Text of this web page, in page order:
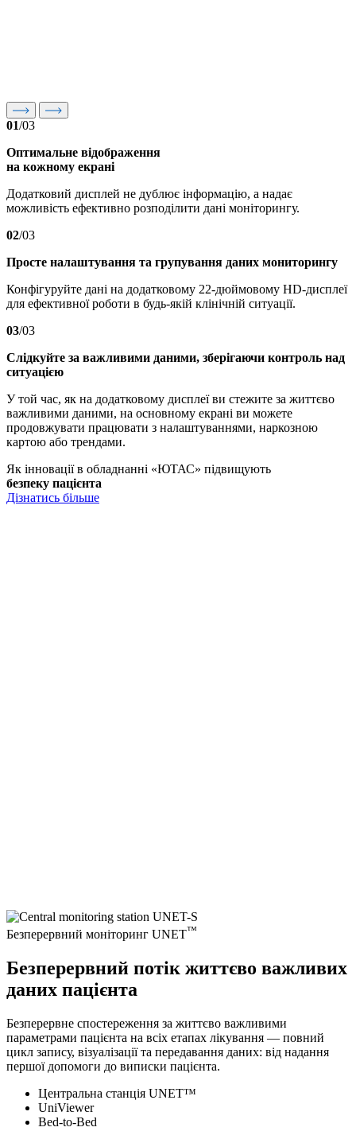
01/03
Оптимальне відображення
на кожному екрані
Додатковий дисплей не дублює інформацію, а надає
можливість ефективно розподілити дані моніторингу.
02/03
Просте налаштування та групування даних мониторингу
Конфігуруйте дані на додатковому 22-дюймовому HD-дисплеї
для ефективної роботи в будь-якій клінічній ситуації.
03/03
Слідкуйте за важливими даними, зберігаючи контроль над
ситуацією
У той час, як на додатковому дисплеї ви стежите за життєво
важливими даними, на основному екрані ви можете
продовжувати працювати з налаштуваннями, наркозною
картою або трендами.
Як інновації в обладнанні «ЮТАС» підвищують
безпеку пацієнта
Дізнатись більше
Безперервний моніторинг UNET™
Безперервний потік життєво важливих
даних пацієнта
Безперервне спостереження за життєво важливими
параметрами пацієнта на всіх етапах лікування — повний
цикл запису, візуалізації та передавання даних: від надання
першої допомоги до виписки пацієнта.
Центральна станція UNET™
UniViewer
Bed-to-Bed